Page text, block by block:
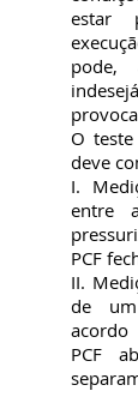
estar
pode,
O teste
deve
I.
entre
PCF
II.
de um
acordo
PCF